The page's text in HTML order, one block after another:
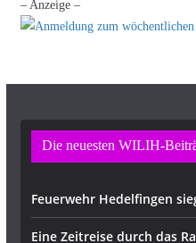
– Anzeige –
Die neuesten WILIH-
Feuerwehr Hedelfingen
Eine Zeitreise durch das